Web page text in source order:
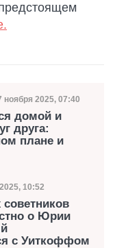
публикации
ноября 2025, 07:40
домой и
друга:
плане и
10:52
о Юрии
с Уиткоффом